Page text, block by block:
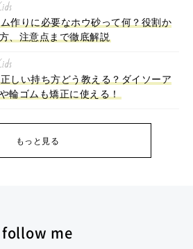
作りに必要なホウ砂って何？役割か
、注意点まで徹底解説
しい持ち方どう教える？ダイソーア
輪ゴムも矯正に使える！
もっと見る
follow me